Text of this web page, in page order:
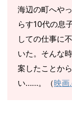
海辺の町へや
らす10代の息
しての仕事に
いた。そんな
案したことか
い……。（映画